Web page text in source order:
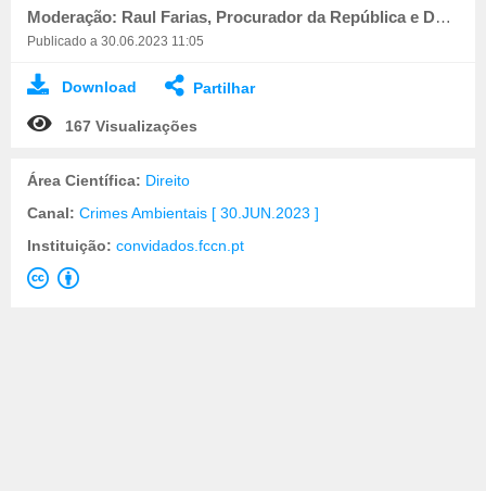
Moderação: Raul Farias, Procurador da República e Docente do CEJ
Publicado a 30.06.2023 11:05
Download Partilhar
167 Visualizações
Área Científica: Direito
Canal: Crimes Ambientais [ 30.JUN.2023 ]
Instituição: convidados.fccn.pt